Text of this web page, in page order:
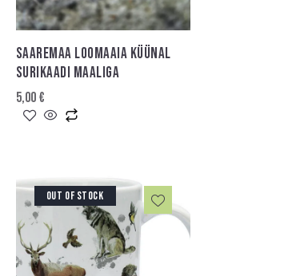
SAAREMAA LOOMAAIA KÜÜNAL
SURIKAADI MAALIGA
5,00€
OUT OF STOCK